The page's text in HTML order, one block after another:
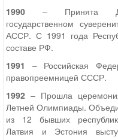
1990– Принята
государственном
АССР. С 1991 года
составе РФ.
1991 – Российская
правопреемницей СССР.
1992– Прошла
Летней Олимпиады.
из 12 бывших
Латвия и Эстония